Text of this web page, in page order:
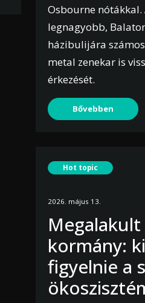
Osbourne nótákkal.
legnagyobb,
házibulijára
metal zenekar is
érkezését.
Bővebben
Hot topic
2026. május 13.
Megalakult
kormány:
figyelnie a